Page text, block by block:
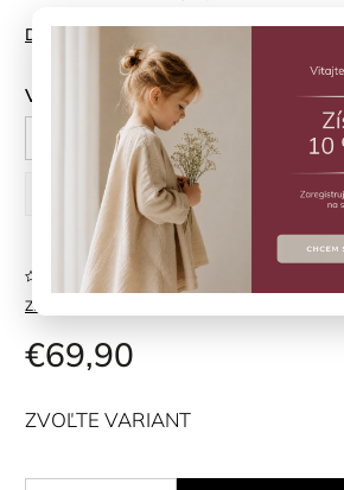
Detailné informácie
Veľkosť
80 cm
104 cm 110 cm
Značka:
Neohodnotené
€69,90
ZVOĽTE VARIANT